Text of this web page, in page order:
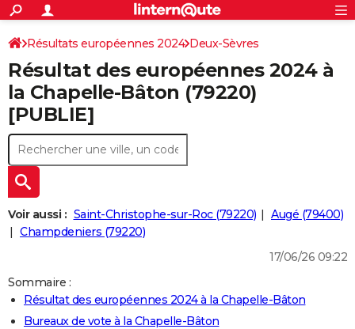
ACTUALITÉS
Politique
Société
Faits Divers
Education
Monde
Villes
+
SPORT
Coupe du monde 2026
Football
Tennis
Cyclisme
Rugby
Forum
CULTURE
Programme TV
TNT
Streaming
Cinéma
Sorties cinéma
Musique
+FINANCE
Retraite
Impôts
Epargne
Immobilier
Risques naturels par ville
Banque
Assurance
CréditAUTO
Essais
Réserver un essai
Citadines
Berlines
SUV
Forum auto
+HIGH-TECH
Mobiles
Meilleur smartphone
Internet
Ordinateurs
Jeux vidéo
Guide high-tech
+
BRICOLAGE
Forum
Aménagement intérieur
Extérieur
Cuisine
Salle de bains
Jardinage
Rangement
LIFESTYLE
Art de vivre
Bien-être
Loisirs
Mode
Modes de vie
SANTE
S'inscrire
Connexion
Résultats européennes 2024 Deux-Sèvres
Résultat des européennes 2024 à
la Chapelle-Bâton (79220)
[PUBLIE]
Voir aussi : Saint-Christophe-sur-Roc (79220)
Augé (79400)
Champdeniers (79220)
17/06/26 09:22
Sommaire :
Résultat des européennes 2024 à la Chapelle-Bâton
Bureaux de vote à la Chapelle-Bâton